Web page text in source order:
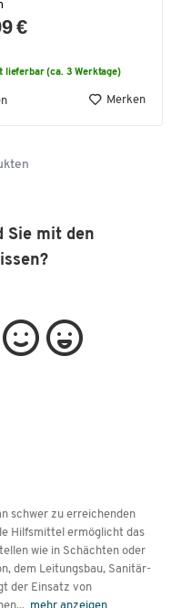
€
lieferbar (ca. 3 Werktage)
Merken
Sie mit den
schwer zu erreichenden
Hilfsmittel ermöglicht das
wie in Schächten oder
dem Leitungsbau, Sanitär-
der Einsatz von